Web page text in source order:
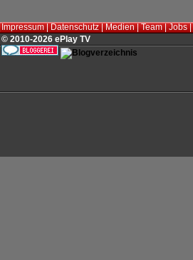
Impressum|Datenschutz|Medien|Team|Jobs|
© 2010-2026 ePlay TV